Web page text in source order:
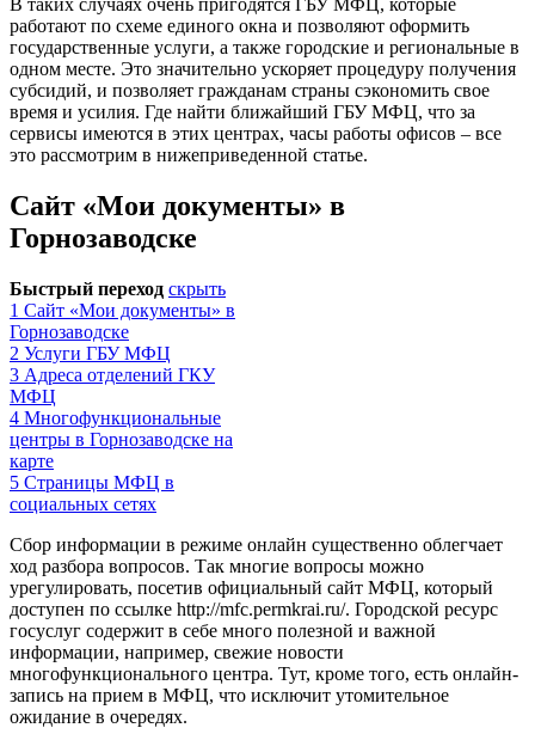
работают по схеме единого окна и позволяют оформить
государственные услуги, а также городские и региональные в
одном месте. Это значительно ускоряет процедуру получения
субсидий, и позволяет гражданам страны сэкономить свое
время и усилия. Где найти ближайший ГБУ МФЦ, что за
сервисы имеются в этих центрах, часы работы офисов – все
это рассмотрим в нижеприведенной статье.
Сайт «Мои документы» в
Горнозаводске
Быстрый переход скрыть
1 Сайт «Мои документы» в
Горнозаводске
2 Услуги ГБУ МФЦ
3 Адреса отделений ГКУ
МФЦ
4 Многофункциональные
центры в Горнозаводске на
карте
5 Страницы МФЦ в
социальных сетях
Сбор информации в режиме онлайн существенно облегчает
ход разбора вопросов. Так многие вопросы можно
урегулировать, посетив официальный сайт МФЦ, который
доступен по ссылке http://mfc.permkrai.ru/. Городской ресурс
госуслуг содержит в себе много полезной и важной
информации, например, свежие новости
многофункционального центра. Тут, кроме того, есть онлайн-
запись на прием в МФЦ, что исключит утомительное
ожидание в очередях.